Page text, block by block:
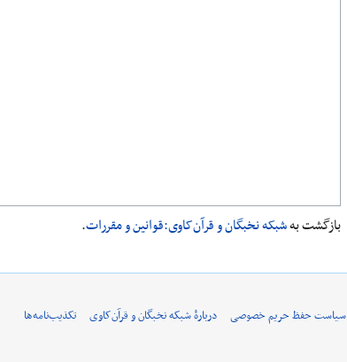
بازگشت بهشبکه نخبگان و قرآن‌کاوی:قوانین و مقررات.
سیاست حفظ حریم خصوصی دربارهٔ شبکه نخبگان و قرآن‌کاوی تکذیب‌نامه‌ها